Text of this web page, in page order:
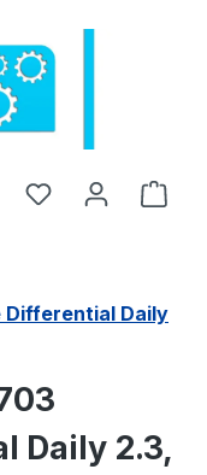
Du hast 0
Differential Daily
Daily 2.3,